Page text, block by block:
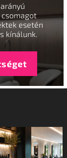
esetén
kínálunk.